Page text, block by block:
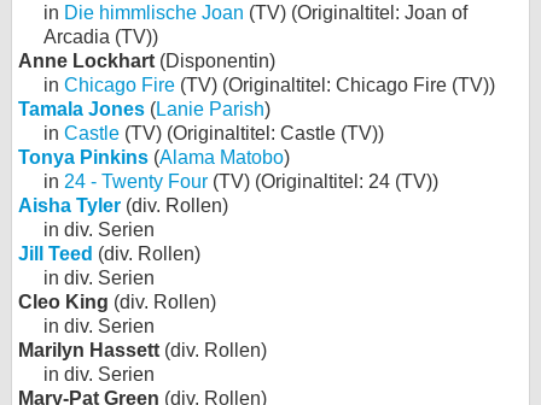
in Die himmlische Joan (TV) (Originaltitel: Joan of
Arcadia (TV))
Anne Lockhart (Disponentin)
in Chicago Fire (TV) (Originaltitel: Chicago Fire (TV))
Tamala Jones (Lanie Parish)
in Castle (TV) (Originaltitel: Castle (TV))
Tonya Pinkins (Alama Matobo)
in 24 - Twenty Four (TV) (Originaltitel: 24 (TV))
Aisha Tyler (div. Rollen)
in div. Serien
Jill Teed (div. Rollen)
in div. Serien
Cleo King (div. Rollen)
in div. Serien
Marilyn Hassett (div. Rollen)
in div. Serien
Mary-Pat Green (div. Rollen)